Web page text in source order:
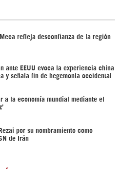
refleja desconfianza de la región
ante EEUU evoca la experiencia china
y señala fin de hegemonía occidental
a la economía mundial mediante el
por su nombramiento como
de Irán